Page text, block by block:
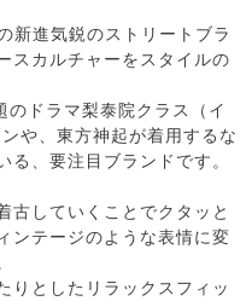
新進気鋭のストリートブラ
スカルチャーをスタイルの
のドラマ梨泰院クラス（イ
や、東方神起が着用するな
る、要注目ブランドです。
古していくことでクタッと
ンテージのような表情に変
りとしたリラックスフィッ